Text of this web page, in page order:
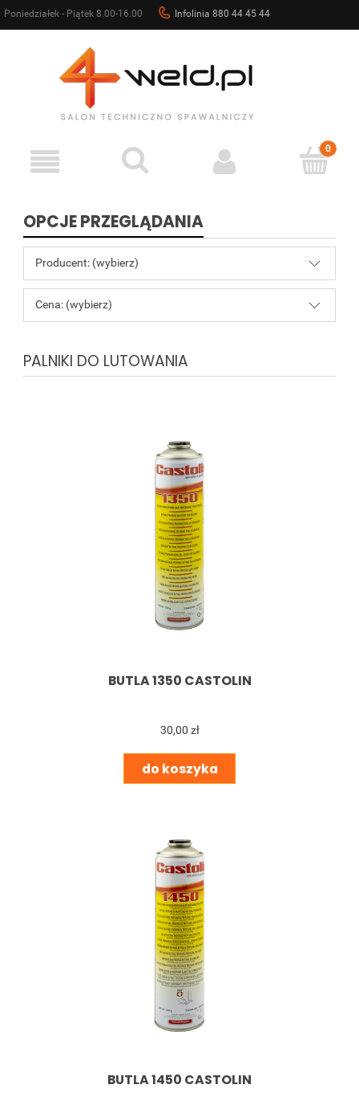
Poniedziałek - Piątek 8.00-16.00 Infolinia 880 44 45 44
OPCJE PRZEGLĄDANIA
Producent: (wybierz)
Cena: (wybierz)
PALNIKI DO LUTOWANIA
BUTLA 1350 CASTOLIN
30,00 zł
do koszyka
BUTLA 1450 CASTOLIN